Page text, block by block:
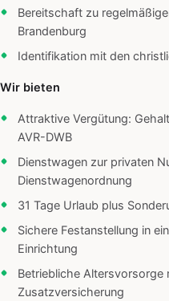
Bereitschaft zu
Brandenburg
Identifikation mit den
Wir bieten
Attraktive Vergütung:
AVR-DWB
Dienstwagen zur privaten
Dienstwagenordnung
31 Tage Urlaub plus
Sichere Festanstellung in
Einrichtung
Betriebliche
Zusatzversicherung